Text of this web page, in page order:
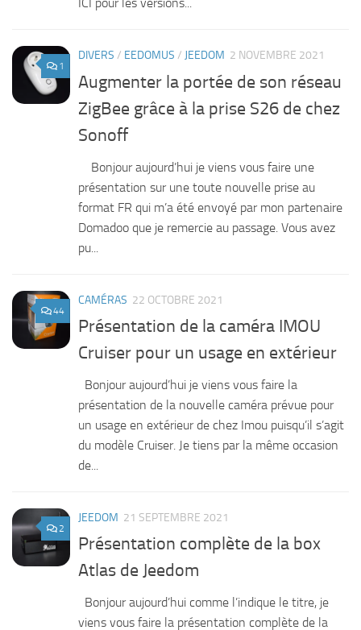
ICI pour les versions...
1
DIVERS / EEDOMUS / JEEDOM 2 NOVEMBRE 2021
Augmenter la portée de son réseau
ZigBee grâce à la prise S26 de chez
Sonoff
Bonjour aujourd’hui je viens vous faire une
présentation sur une toute nouvelle prise au
format FR qui m’a été envoyé par mon partenaire
Domadoo que je remercie au passage. Vous avez
pu...
44
CAMÉRAS 22 OCTOBRE 2021
Présentation de la caméra IMOU
Cruiser pour un usage en extérieur
Bonjour aujourd’hui je viens vous faire la
présentation de la nouvelle caméra prévue pour
un usage en extérieur de chez Imou puisqu’il s’agit
du modèle Cruiser. Je tiens par la même occasion
de...
2
JEEDOM 21 SEPTEMBRE 2021
Présentation complète de la box
Atlas de Jeedom
Bonjour aujourd’hui comme l’indique le titre, je
viens vous faire la présentation complète de la